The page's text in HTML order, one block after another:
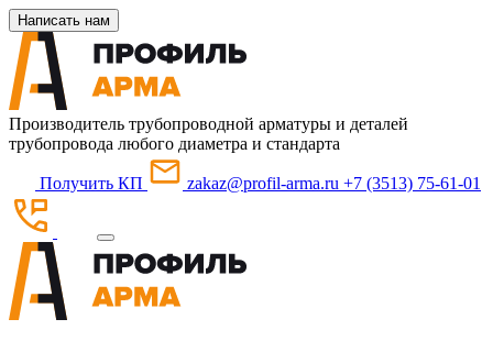
Написать нам
Производитель трубопроводной арматуры и деталей
трубопровода любого диаметра и стандарта
Получить КП zakaz@profil-arma.ru +7 (3513) 75-61-01